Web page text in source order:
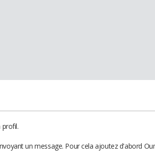
un message. Pour cela ajoutez d'abord